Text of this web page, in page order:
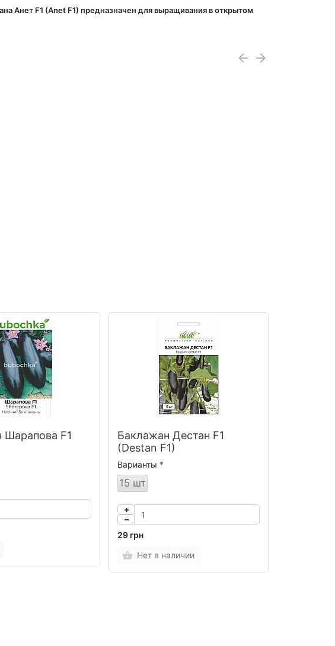
Анет F1 (Anet F1) предназначен для выращивания в открытом
Шарапова F1
Баклажан Дестан F1
(Destan F1)
Варианты
15 шт
29 грн
Нет в наличии